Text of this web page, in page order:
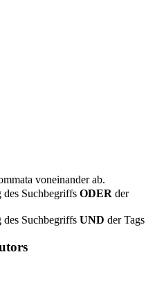
voneinander ab.
Suchbegriffs ODER der
Suchbegriffs UND der Tags